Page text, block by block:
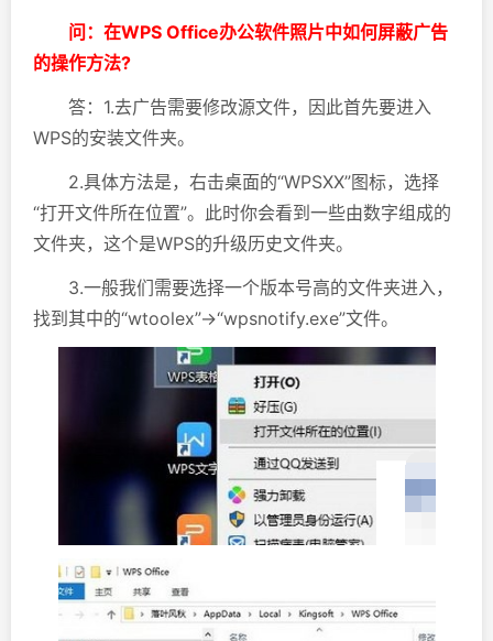
问：在WPS Office办公软件照片中如何屏蔽广告
的操作方法?
答：1.去广告需要修改源文件，因此首先要进入
WPS的安装文件夹。
2.具体方法是，右击桌面的“WPSXX”图标，选择
“打开文件所在位置”。此时你会看到一些由数字组成的
文件夹，这个是WPS的升级历史文件夹。
3.一般我们需要选择一个版本号高的文件夹进入，
找到其中的“wtoolex”→“wpsnotify.exe”文件。